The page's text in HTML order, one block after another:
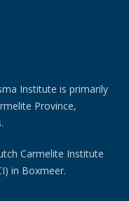
Institute is primarily
Province,
Carmelite Institute
in Boxmeer.